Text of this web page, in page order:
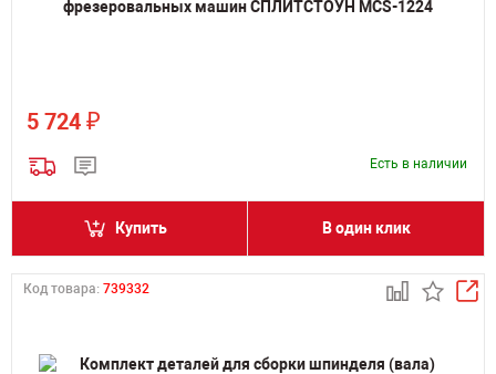
фрезеровальных машин СПЛИТСТОУН MCS-1224
5 724 ₽
Есть в наличии
Купить В один клик
Код товара: 739332